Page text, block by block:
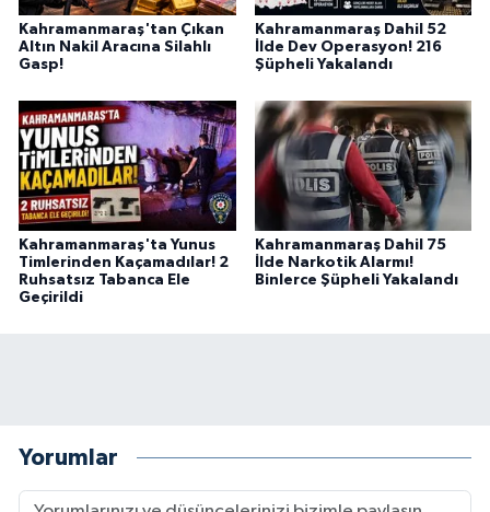
Kahramanmaraş'tan Çıkan
Altın Nakil Aracına Silahlı
Gasp!
Kahramanmaraş Dahil 52
İlde Dev Operasyon! 216
Şüpheli Yakalandı
Kahramanmaraş'ta Yunus
Timlerinden Kaçamadılar! 2
Ruhsatsız Tabanca Ele
Geçirildi
Kahramanmaraş Dahil 75
İlde Narkotik Alarmı!
Binlerce Şüpheli Yakalandı
Yorumlar
BİLİM TEKNOLOJİ
ASAYİŞ
SEÇİM 2015
ÇEVRE
BİLİM VE TEKNOLOJİ